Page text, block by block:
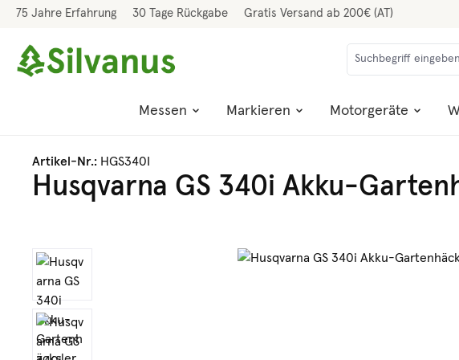
Hauptinhalt springen
Zur Suche springen
Zur Hauptnavigation springen
75 Jahre Erfahrung 30 Tage Rückgabe Gratis Versand ab 200€ (AT)
Messen Markieren Motorgeräte
Artikel-Nr.: HGS340I
Husqvarna GS 340i Akku-
Bildergalerie überspringen